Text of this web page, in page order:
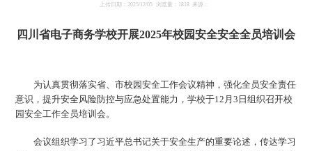
上传日期：2025/12/05 浏览量：1818 来源：
四川省电子商务学校开展2025年校园安全安全全员培训会
为认真贯彻落实省、市校园安全工作会议精神，强化全员安全责任
意识，提升安全风险防控与应急处置能力，学校于12月3日组织召开校
园安全工作全员培训会。
会议组织学习了习近平总书记关于安全生产的重要论述，传达学习